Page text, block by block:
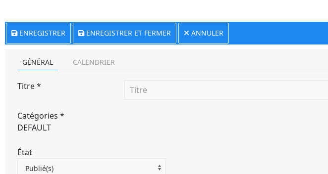
ENREGISTRER ENREGISTRER ET FERMER ANNULER
GÉNÉRAL CALENDRIER
Titre*
Catégories *
DEFAULT
État
Publié(s)